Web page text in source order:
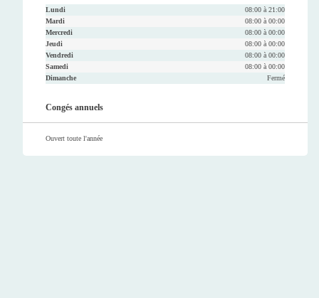
Lundi
08:00 à 21:00
Mardi
08:00 à 00:00
Mercredi
08:00 à 00:00
Jeudi
08:00 à 00:00
Vendredi
08:00 à 00:00
Samedi
08:00 à 00:00
Dimanche
Fermé
Congés annuels
Ouvert toute l'année